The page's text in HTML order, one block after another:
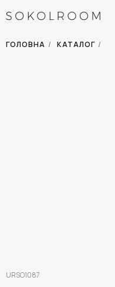
ГОЛОВНА / КАТАЛОГ /
URSO1087